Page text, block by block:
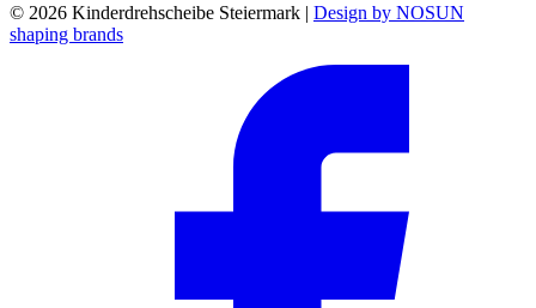
© 2026 Kinderdrehscheibe Steiermark | Design by NOSUN
shaping brands